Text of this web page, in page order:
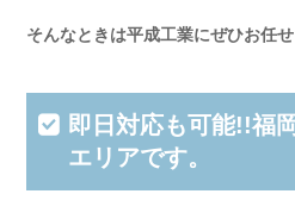
そんなときは平成工業にぜひお任
即日対応も可能!!福
エリアです。